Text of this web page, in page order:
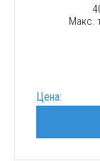
Макс.
Цена: